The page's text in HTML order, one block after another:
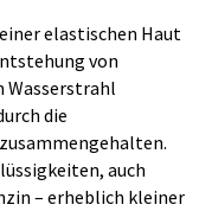
elastischen Haut
von
Wasserstrahl
die
auch
– erheblich kleiner